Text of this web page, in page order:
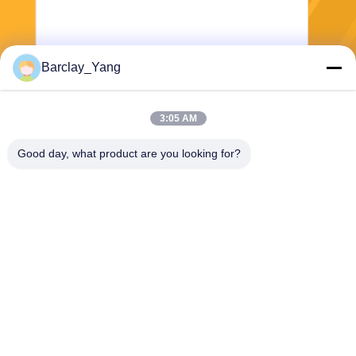
Barclay_Yang
3:05 AM
Good day, what product are you looking for?